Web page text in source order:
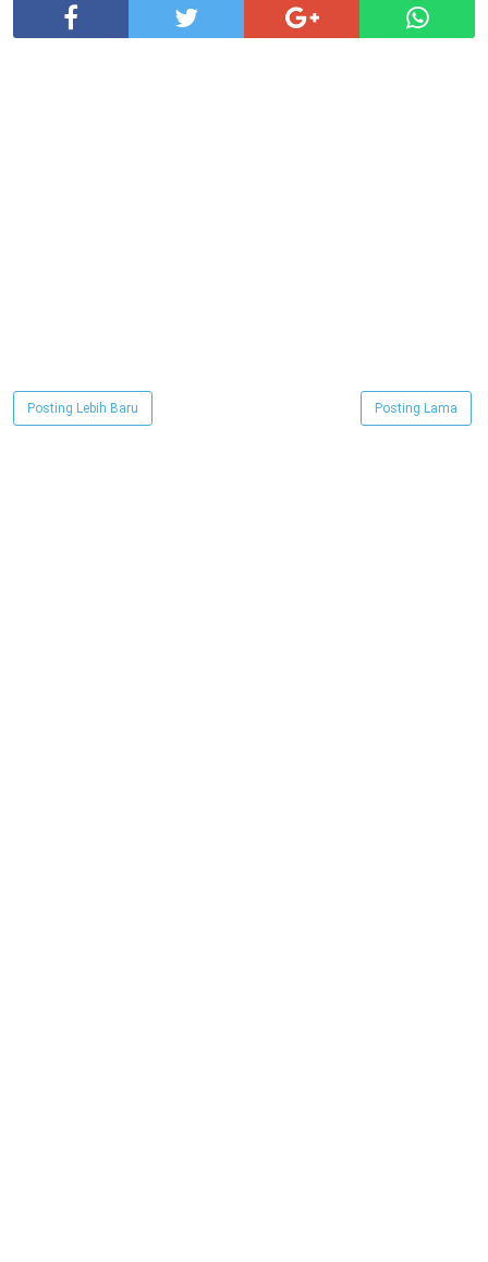
Posting Lebih Baru Posting Lama